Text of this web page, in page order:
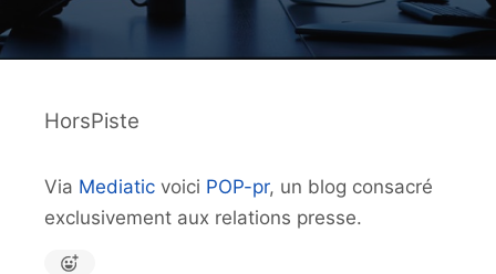
HorsPiste
Via Mediatic voici POP-pr, un blog consacré
exclusivement aux relations presse.